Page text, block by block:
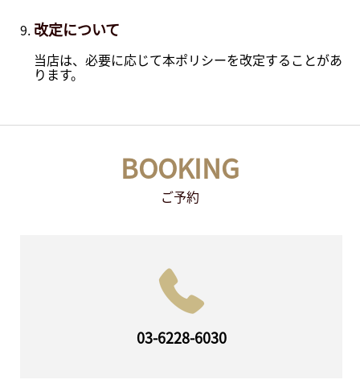
改定について
当店は、必要に応じて本ポリシーを改定することがあ
ります。
BOOKING
ご予約
03-6228-6030